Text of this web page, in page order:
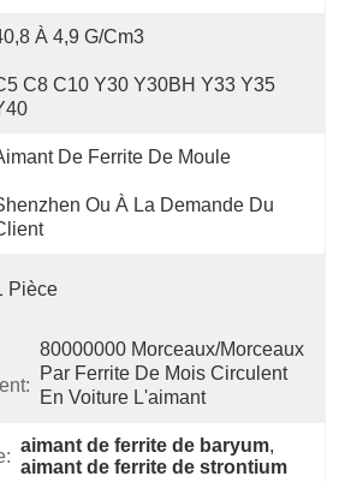
À 4,9 G/cm3
C8 C10 Y30 Y30BH Y33 Y35
De Ferrite De Moule
Ou À La Demande Du
Pièce
80000000 Morceaux/morceaux
Par Ferrite De Mois Circulent
En Voiture L'aimant
aimant de ferrite de baryum,
aimant de ferrite de strontium